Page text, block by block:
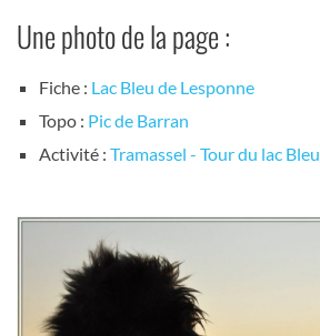
Une photo de la page :
Fiche : Lac Bleu de Lesponne
Topo : Pic de Barran
Activité : Tramassel - Tour du lac Bleu